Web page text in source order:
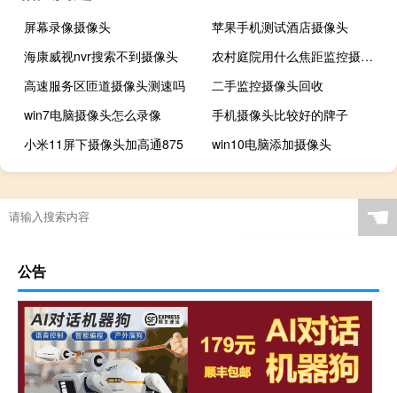
屏幕录像摄像头
苹果手机测试酒店摄像头
海康威视nvr搜索不到摄像头
农村庭院用什么焦距监控摄像头好
高速服务区匝道摄像头测速吗
二手监控摄像头回收
win7电脑摄像头怎么录像
手机摄像头比较好的牌子
小米11屏下摄像头加高通875
win10电脑添加摄像头
☚
公告